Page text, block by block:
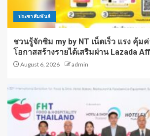
ประชาสัมพันธ์
ชวนรู้จักซิม my by NT เน็ตเร็ว แรง คุ้ม
โอกาสสร้างรายได้เสริมผ่าน Lazada
August 6, 2026 admin